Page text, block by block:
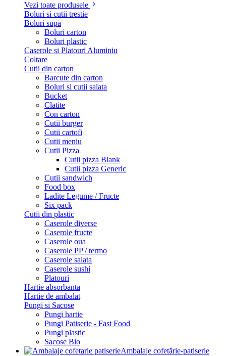
Vezi toate produsele
Boluri si cutii trestie
Boluri supa
Boluri carton
Boluri plastic
Caserole si Platouri Aluminiu
Coltare
Cutii din carton
Barcute din carton
Boluri si cutii salata
Bucket
Clatite
Con carton
Cutii burger
Cutii cartofi
Cutii meniu
Cutii Pizza
Cutii pizza Blank
Cutii pizza Generic
Cutii sandwich
Food box
Ladite Legume / Fructe
Six pack
Cutii din plastic
Caserole diverse
Caserole fructe
Caserole oua
Caserole PP / termo
Caserole salata
Caserole sushi
Platouri
Hartie absorbanta
Hartie de ambalat
Pungi si Sacose
Pungi hartie
Pungi Patiserie - Fast Food
Pungi plastic
Sacose Bio
Ambalaje cofetărie-patiserie